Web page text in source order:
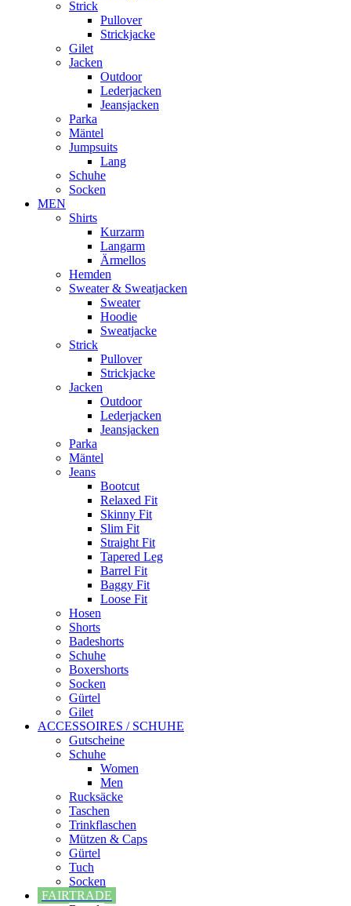
Strick
Pullover
Strickjacke
Gilet
Jacken
Outdoor
Lederjacken
Jeansjacken
Parka
Mäntel
Jumpsuits
Lang
Schuhe
Socken
MEN
Shirts
Kurzarm
Langarm
Ärmellos
Hemden
Sweater & Sweatjacken
Sweater
Hoodie
Sweatjacke
Strick
Pullover
Strickjacke
Jacken
Outdoor
Lederjacken
Jeansjacken
Parka
Mäntel
Jeans
Bootcut
Relaxed Fit
Skinny Fit
Slim Fit
Straight Fit
Tapered Leg
Barrel Fit
Baggy Fit
Loose Fit
Hosen
Shorts
Badeshorts
Schuhe
Boxershorts
Socken
Gürtel
Gilet
ACCESSOIRES / SCHUHE
Gutscheine
Schuhe
Women
Men
Rucksäcke
Taschen
Trinkflaschen
Mützen & Caps
Gürtel
Tuch
Socken
FAIRTRADE